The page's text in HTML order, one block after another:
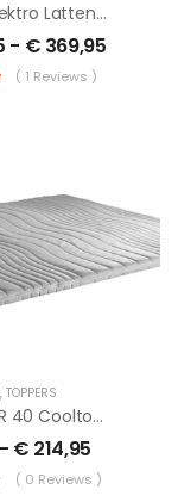
28 Lats Elektro Lattenbodem Met Draadloze Afstandsbediening
- € 369,95
( 1 Reviews )
, TOPPERS
Topper HR 40 Cooltouch
- € 214,95
( 0 Reviews )